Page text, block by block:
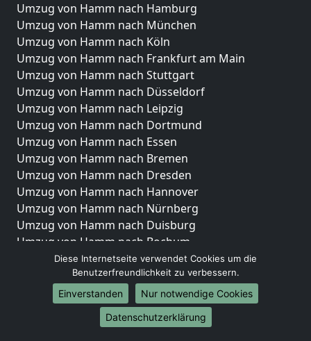
Umzug von Hamm nach Hamburg
Umzug von Hamm nach München
Umzug von Hamm nach Köln
Umzug von Hamm nach Frankfurt am Main
Umzug von Hamm nach Stuttgart
Umzug von Hamm nach Düsseldorf
Umzug von Hamm nach Leipzig
Umzug von Hamm nach Dortmund
Umzug von Hamm nach Essen
Umzug von Hamm nach Bremen
Umzug von Hamm nach Dresden
Umzug von Hamm nach Hannover
Umzug von Hamm nach Nürnberg
Umzug von Hamm nach Duisburg
Umzug von Hamm nach Bochum
Umzug von Hamm nach Wuppertal
Umzug von Hamm nach Bielefeld
Umzug von Hamm nach Bonn
Umzug von Hamm nach Münster
Diese Internetseite verwendet Cookies um die
Benutzerfreundlichkeit zu verbessern.
Einverstanden
Nur notwendige Cookies
Datenschutzerklärung